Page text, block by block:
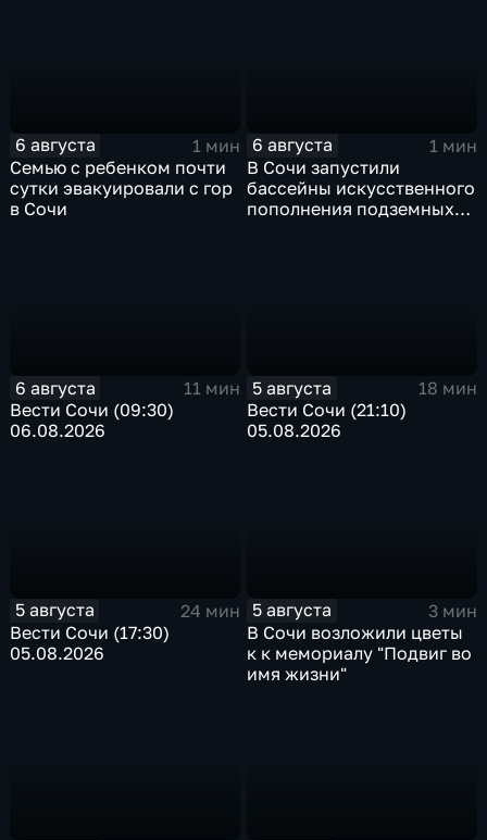
6 августа
1 мин
Семью с ребенком почти
сутки эвакуировали с гор
в Сочи
6 августа
1 мин
В Сочи запустили
бассейны искусственного
пополнения подземных
6 августа
11 мин
Вести Сочи (09:30)
06.08.2026
5 августа
18 мин
Вести Сочи (21:10)
05.08.2026
5 августа
24 мин
Вести Сочи (17:30)
05.08.2026
5 августа
3 мин
В Сочи возложили цветы
к к мемориалу "Подвиг во
имя жизни"